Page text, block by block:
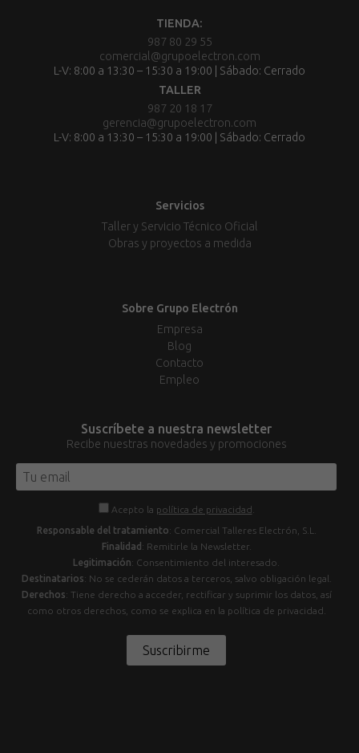
TIENDA:
987 80 29 55
comercial@grupoelectron.com
L-V: 8:00 a 13:30 – 15:30 a 19:00 | Sábado: Cerrado
TALLER
987 20 18 17
gerencia@grupoelectron.com
L-V: 8:00 a 13:30 – 15:30 a 19:00 | Sábado: Cerrado
Servicios
Taller y Servicio Técnico Oficial
Obras y proyectos a medida
Sobre Grupo Electrón
Empresa
Blog
Contacto
Empleo
Suscríbete a nuestra newsletter
Recibe nuestras novedades y promociones
Acepto la política de privacidad
Responsable del tratamiento: Comercial Talleres Electrón, S.L.
Finalidad : Remitirle la Newsletter.
Legitimación: Consentimiento del interesado.
Destinatarios: No se cederán datos a terceros, salvo obligación legal.
Derechos: Tiene derecho a acceder, rectificar y suprimir los datos, así
como otros derechos, como se explica en la política de privacidad.
Suscribirme